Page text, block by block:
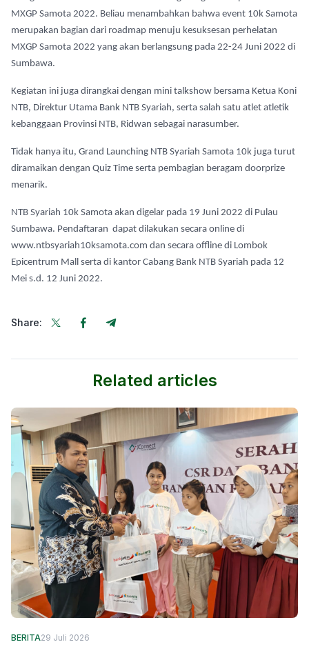
MXGP Samota 2022. Beliau menambahkan bahwa event 10k Samota
merupakan bagian dari roadmap menuju kesuksesan perhelatan
MXGP Samota 2022 yang akan berlangsung pada 22-24 Juni 2022 di
Sumbawa.
Kegiatan ini juga dirangkai dengan mini talkshow bersama Ketua Koni
NTB, Direktur Utama Bank NTB Syariah, serta salah satu atlet atletik
kebanggaan Provinsi NTB, Ridwan sebagai narasumber.
Tidak hanya itu, Grand Launching NTB Syariah Samota 10k juga turut
diramaikan dengan Quiz Time serta pembagian beragam doorprize
menarik.
NTB Syariah 10k Samota akan digelar pada 19 Juni 2022 di Pulau
Sumbawa. Pendaftaran dapat dilakukan secara online di
www.ntbsyariah10ksamota.com dan secara offline di Lombok
Epicentrum Mall serta di kantor Cabang Bank NTB Syariah pada 12
Mei s.d. 12 Juni 2022.
Share:
Related articles
BERITA29 Juli 2026